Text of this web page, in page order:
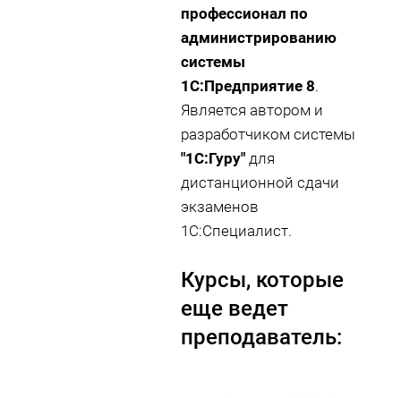
профессионал по
администрированию
системы
1С:Предприятие 8.
Является автором и
разработчиком системы
"1С:Гуру"для
дистанционной сдачи
экзаменов
1С:Специалист.
Курсы, которые
еще ведет
преподаватель: